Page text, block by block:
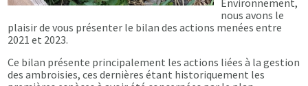
Environnement,
nous avons le
plaisir de vous présenter le bilan des actions menées entre
2021 et 2023.
Ce bilan présente principalement les actions liées à la gestion
des ambroisies, ces dernières étant historiquement les